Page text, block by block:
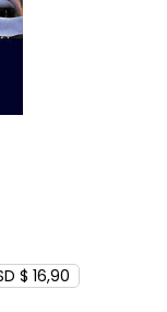
$ 16,90